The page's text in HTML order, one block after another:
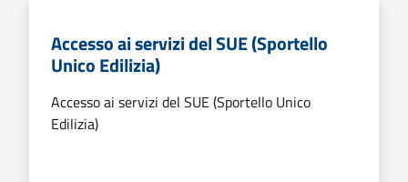
Accesso ai servizi del SUE (Sportello
Unico Edilizia)
Accesso ai servizi del SUE (Sportello Unico
Edilizia)